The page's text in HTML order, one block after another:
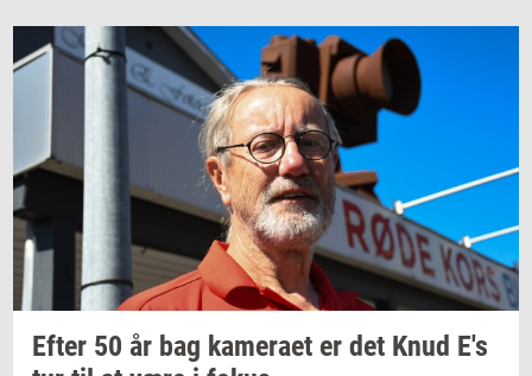
Efter 50 år bag ka­me­ra­et er det Knud E's